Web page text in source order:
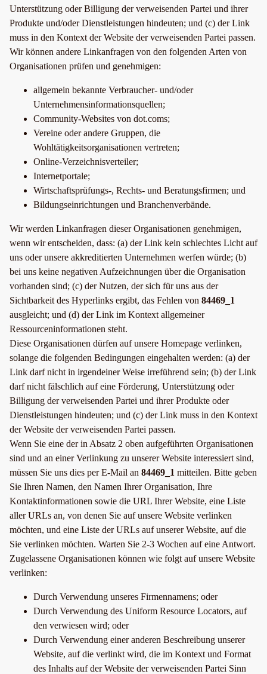
Unterstützung oder Billigung der verweisenden Partei und ihrer
Produkte und/oder Dienstleistungen hindeuten; und (c) der Link
muss in den Kontext der Website der verweisenden Partei passen.
Wir können andere Linkanfragen von den folgenden Arten von
Organisationen prüfen und genehmigen:
allgemein bekannte Verbraucher- und/oder
Unternehmensinformationsquellen;
Community-Websites von dot.coms;
Vereine oder andere Gruppen, die
Wohltätigkeitsorganisationen vertreten;
Online-Verzeichnisverteiler;
Internetportale;
Wirtschaftsprüfungs-, Rechts- und Beratungsfirmen; und
Bildungseinrichtungen und Branchenverbände.
Wir werden Linkanfragen dieser Organisationen genehmigen,
wenn wir entscheiden, dass: (a) der Link kein schlechtes Licht auf
uns oder unsere akkreditierten Unternehmen werfen würde; (b)
bei uns keine negativen Aufzeichnungen über die Organisation
vorhanden sind; (c) der Nutzen, der sich für uns aus der
Sichtbarkeit des Hyperlinks ergibt, das Fehlen von 84469_1
ausgleicht; und (d) der Link im Kontext allgemeiner
Ressourceninformationen steht.
Diese Organisationen dürfen auf unsere Homepage verlinken,
solange die folgenden Bedingungen eingehalten werden: (a) der
Link darf nicht in irgendeiner Weise irreführend sein; (b) der Link
darf nicht fälschlich auf eine Förderung, Unterstützung oder
Billigung der verweisenden Partei und ihrer Produkte oder
Dienstleistungen hindeuten; und (c) der Link muss in den Kontext
der Website der verweisenden Partei passen.
Wenn Sie eine der in Absatz 2 oben aufgeführten Organisationen
sind und an einer Verlinkung zu unserer Website interessiert sind,
müssen Sie uns dies per E-Mail an 84469_1 mitteilen. Bitte geben
Sie Ihren Namen, den Namen Ihrer Organisation, Ihre
Kontaktinformationen sowie die URL Ihrer Website, eine Liste
aller URLs an, von denen Sie auf unsere Website verlinken
möchten, und eine Liste der URLs auf unserer Website, auf die
Sie verlinken möchten. Warten Sie 2-3 Wochen auf eine Antwort.
Zugelassene Organisationen können wie folgt auf unsere Website
verlinken:
Durch Verwendung unseres Firmennamens; oder
Durch Verwendung des Uniform Resource Locators, auf
den verwiesen wird; oder
Durch Verwendung einer anderen Beschreibung unserer
Website, auf die verlinkt wird, die im Kontext und Format
des Inhalts auf der Website der verweisenden Partei Sinn